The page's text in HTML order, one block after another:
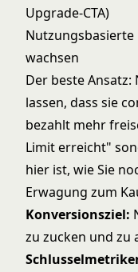
Upgrade-CTA)
wachsen
Der beste
lassen, dass sie
bezahlt mehr
Limit erreicht"
hier ist, wie Sie
Erwagung zum
Konversionsziel:
zu zucken und zu